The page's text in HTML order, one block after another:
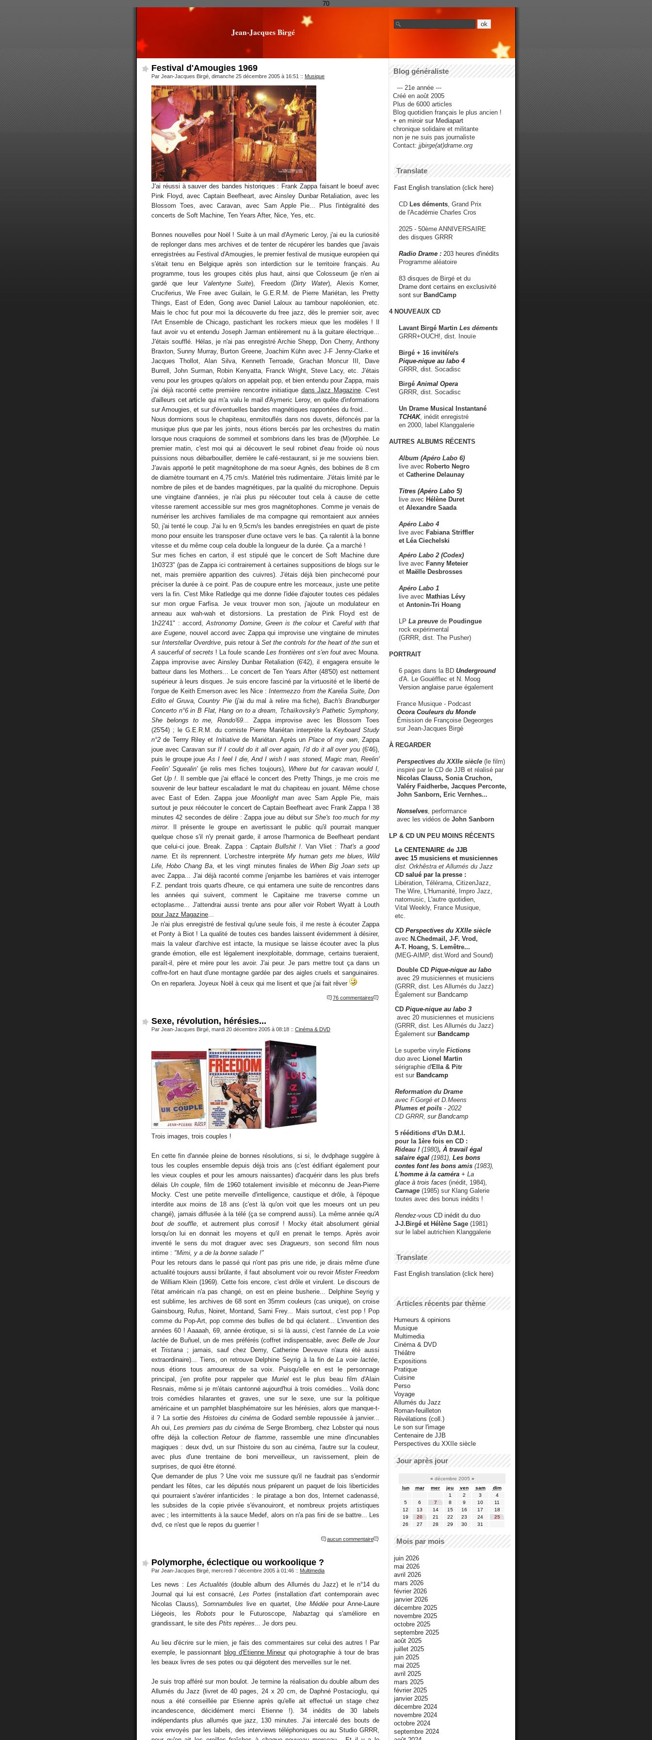
70
Jean-Jacques Birgé
Festival d'Amougies 1969
Par Jean-Jacques Birgé, dimanche 25 décembre 2005 à 16:51 :: Musique
J'ai réussi à sauver des bandes historiques : Frank Zappa faisant le boeuf avec
Pink Floyd, avec Captain Beefheart, avec Ainsley Dunbar Retaliation, avec les
Blossom Toes, avec Caravan, avec Sam Apple Pie... Plus l'intégralité des
concerts de Soft Machine, Ten Years After, Nice, Yes, etc.
Bonnes nouvelles pour Noël ! Suite à un mail d'Aymeric Leroy, j'ai eu la curiosité
de replonger dans mes archives et de tenter de récupérer les bandes que j'avais
enregistrées au Festival d'Amougies, le premier festival de musique européen qui
s'était tenu en Belgique après son interdiction sur le territoire français. Au
programme, tous les groupes cités plus haut, ainsi que Colosseum (je n'en ai
gardé que leur Valentyne Suite), Freedom (Dirty Water), Alexis Korner,
Cruciferius, We Free avec Guilain, le G.E.R.M. de Pierre Mariétan, les Pretty
Things, East of Eden, Gong avec Daniel Laloux au tambour napoléonien, etc.
Mais le choc fut pour moi la découverte du free jazz, dès le premier soir, avec
l'Art Ensemble de Chicago, pastichant les rockers mieux que les modèles ! Il
faut avoir vu et entendu Joseph Jarman entièrement nu à la guitare électrique...
J'étais soufflé. Hélas, je n'ai pas enregistré Archie Shepp, Don Cherry, Anthony
Braxton, Sunny Murray, Burton Greene, Joachim Kühn avec J-F Jenny-Clarke et
Jacques Thollot, Alan Silva, Kenneth Terroade, Grachan Moncur III, Dave
Burrell, John Surman, Robin Kenyatta, Franck Wright, Steve Lacy, etc. J'étais
venu pour les groupes qu'alors on appelait pop, et bien entendu pour Zappa, mais
j'ai déjà raconté cette première rencontre initiatique dans Jazz Magazine. C'est
d'ailleurs cet article qui m'a valu le mail d'Aymeric Leroy, en quête d'informations
sur Amougies, et sur d'éventuelles bandes magnétiques rapportées du froid...
Nous dormions sous le chapiteau, enmitouflés dans nos duvets, défoncés par la
musique plus que par les joints, nous étions bercés par les orchestres du matin
lorsque nous craquions de sommeil et sombrions dans les bras de (M)orphée. Le
premier matin, c'est moi qui ai découvert le seul robinet d'eau froide où nous
puissions nous débarbouiller, derrière le café-restaurant, si je me souviens bien.
J'avais apporté le petit magnétophone de ma soeur Agnès, des bobines de 8 cm
de diamètre tournant en 4,75 cm/s. Matériel très rudimentaire. J'étais limité par le
nombre de piles et de bandes magnétiques, par la qualité du microphone. Depuis
une vingtaine d'années, je n'ai plus pu réécouter tout cela à cause de cette
vitesse rarement accessible sur mes gros magnétophones. Comme je venais de
numériser les archives familiales de ma compagne qui remontaient aux années
50, j'ai tenté le coup. J'ai lu en 9,5cm/s les bandes enregistrées en quart de piste
mono pour ensuite les transposer d'une octave vers le bas. Ça ralentit à la bonne
vitesse et du même coup cela double la longueur de la durée. Ça a marché !
Sur mes fiches en carton, il est stipulé que le concert de Soft Machine dure
1h03'23" (pas de Zappa ici contrairement à certaines suppositions de blogs sur le
net, mais première apparition des cuivres). J'étais déjà bien pinchecorné pour
préciser la durée à ce point. Pas de coupure entre les morceaux, juste une petite
vers la fin. C'est Mike Ratledge qui me donne l'idée d'ajouter toutes ces pédales
sur mon orgue Farfisa. Je veux trouver mon son, j'ajoute un modulateur en
anneau aux wah-wah et distorsions. La prestation de Pink Floyd est de
1h22'41" : accord, Astronomy Domine,Green is the colouret Careful with that
axe Eugene, nouvel accord avec Zappa qui improvise une vingtaine de minutes
sur Interstellar Overdrive , puis retour à Set the controls for the heart of the sun et
A saucerful of secrets ! La foule scande Les frontières ont s'en foutavec Mouna.
Zappa improvise avec Ainsley Dunbar Retaliation (6'42), il engagera ensuite le
batteur dans les Mothers... Le concert de Ten Years After (48'50) est nettement
supérieur à leurs disques. Je suis encore fasciné par la virtuosité et le liberté de
l'orgue de Keith Emerson avec les Nice :Intermezzo from the Karelia Suite, Don
Edito el Gruva, Country Pie (j'ai du mal à relire ma fiche),Bach's Brandburger
Concerto n°6 in B Flat, Hang on to a dream, Tchaïkovsky's Pathetic Symphony,
She belongs to me, Rondo'69 ... Zappa improvise avec les Blossom Toes
(25'54) ; le G.E.R.M. du corniste Pierre Mariétan interprète la Keyboard Study
n°2 de Terrry Riley et Initiativede Mariétan. Après un Place of my own, Zappa
joue avec Caravan surIf I could do it all over again, I'd do it all over you (6'46),
puis le groupe joueAs I feel I die, And I wish I was stoned, Magic man, Reelin'
Feelin' Squealin' (je relis mes fiches toujours), Where but for caravan would I,
Get Up !. Il semble que j'ai effacé le concert des Pretty Things, je me crois me
souvenir de leur batteur escaladant le mat du chapiteau en jouant. Même chose
avec East of Eden. Zappa joue Moonlight man avec Sam Apple Pie, mais
surtout je peux réécouter le concert de Captain Beefheart avec Frank Zappa ! 38
minutes 42 secondes de délire : Zappa joue au début surShe's too much for my
mirror. Il présente le groupe en avertissant le public qu'il pourrait manquer
quelque chose s'il n'y prenait garde, il arrose l'harmonica de Beefheart pendant
que celui-ci joue. Break. Zappa :Captain Bullshit !. Van Vliet : That's a good
name.
Et ils reprennent. L'orchestre interprète My human gets me blues, Wild
Life, Hobo Chang Ba , et les vingt minutes finales de When Big Joan sets up
avec Zappa... J'ai déjà raconté comme j'enjambe les barrières et vais interroger
F.Z. pendant trois quarts d'heure, ce qui entamera une suite de rencontres dans
les années qui suivent, comment le Capitaine me traverse comme un
ectoplasme... J'attendrai aussi trente ans pour aller voir Robert Wyatt à Louth
pour Jazz Magazine
Je n'ai plus enregistré de festival qu'une seule fois, il me reste à écouter Zappa
et Ponty à Biot ! La qualité de toutes ces bandes laissent évidemment à désirer,
mais la valeur d'archive est intacte, la musique se laisse écouter avec la plus
grande émotion, elle est légalement inexploitable, dommage, certains tueraient,
paraît-il, père et mère pour les avoir. J'ai peur. Je pars mettre tout ça dans un
coffre-fort en haut d'une montagne gardée par des aigles cruels et sanguinaires.
On en reparlera. Joyeux Noël à ceux qui me lisent et que j'ai fait rêver
76 commentaires
Sexe, révolution, hérésies...
Par Jean-Jacques Birgé, mardi 20 décembre 2005 à 08:18 :: Cinéma & DVD
Trois images, trois couples !
En cette fin d'année pleine de bonnes résolutions, si si, le dvdphage suggère à
tous les couples ensemble depuis déjà trois ans (c'est édifiant également pour
les vieux couples et pour les amours naissantes) d'acquérir dans les plus brefs
délais Un couple, film de 1960 totalement invisible et méconnu de Jean-Pierre
Mocky. C'est une petite merveille d'intelligence, caustique et drôle, à l'époque
interdite aux moins de 18 ans (c'est là qu'on voit que les moeurs ont un peu
changé), jamais diffusée à la télé (ça se comprend aussi). La même année qu'A
bout de souffle, et autrement plus corrosif ! Mocky était absolument génial
lorsqu'on lui en donnait les moyens et qu'il en prenait le temps. Après avoir
inventé le sens du mot draguer avec ses Dragueurs, son second film nous
intime : "Mimi, y a de la bonne salade !"
Pour les retours dans le passé qui n'ont pas pris une ride, je dirais même d'une
actualité toujours aussi brûlante, il faut absolument voir ou revoir Mister Freedom
de William Klein (1969). Cette fois encore, c'est drôle et virulent. Le discours de
l'état américain n'a pas changé, on est en pleine busherie... Delphine Seyrig y
est sublime, les archives de 68 sont en 35mm couleurs (cas unique), on croise
Gainsbourg, Rufus, Noiret, Montand, Sami Frey... Mais surtout, c'est pop ! Pop
comme du Pop-Art, pop comme des bulles de bd qui éclatent... L'invention des
années 60 ! Aaaaah, 69, année érotique, si si là aussi, c'est l'année de La voie
lactée de Buñuel, un de mes préférés (coffret indispensable, avec Belle de Jour
et Tristana ; jamais, sauf chez Demy, Catherine Deveuve n'aura été aussi
extraordinaire)... Tiens, on retrouve Delphine Seyrig à la fin deLa voie lactée,
nous étions tous amoureux de sa voix. Puisqu'elle en est le personnage
principal, j'en profite pour rappeler que Murielest le plus beau film d'Alain
Resnais, même si je m'étais cantonné aujourd'hui à trois comédies... Voilà donc
trois comédies hilarantes et graves, une sur le sexe, une sur la politique
américaine et un pamphlet blasphématoire sur les hérésies, alors que manque-t-
il ? La sortie des Histoires du cinéma de Godard semble repoussée à janvier...
Ah oui,Les premiers pas du cinéma de Serge Bromberg, chez Lobster qui nous
offre déjà la collectionRetour de flamme, rassemble une mine d'incunables
magiques : deux dvd, un sur l'histoire du son au cinéma, l'autre sur la couleur,
avec plus d'une trentaine de boni merveilleux, un ravissement, plein de
surprises, de quoi être étonné.
Que demander de plus ? Une voix me sussure qu'il ne faudrait pas s'endormir
pendant les fêtes, car les députés nous préparent un paquet de lois liberticides
qui pourraient s'avérer infanticides : le piratage a bon dos, Internet cadenassé,
les subsides de la copie privée s'évanouiront, et nombreux projets artistiques
avec ; les intermittents à la sauce Medef, alors on n'a pas fini de se battre... Les
dvd, ce n'est que le repos du guerrier !
aucun commentaire
Polymorphe, éclectique ou workoolique ?
Par Jean-Jacques Birgé, mercredi 7 décembre 2005 à 01:46 :: Multimedia
Les news :Les Actualités (double album des Allumés du Jazz) et le n°14 du
Journal qui lui est consacré, Les Portes (installation d'art contemporain avec
Nicolas Clauss), Somnambules live en quartet, Une Médée pour Anne-Laure
Liégeois, lesRobots pour le Futuroscope,Nabaztag qui s'améliore en
grandissant, le site des Ptits repères... Je dors peu.
Au lieu d'écrire sur le mien, je fais des commentaires sur celui des autres ! Par
exemple, le passionnant blog d'Etienne Mineur qui photographie à tour de bras
les beaux livres de ses potes ou qui dégotent des merveilles sur le net.
Je suis trop afféré sur mon boulot. Je termine la réalisation du double album des
Allumés du Jazz (livret de 40 pages, 24 x 20 cm, de Daphné Postacioglu, qui
nous a été conseillée par Etienne après qu'elle ait effectué un stage chez
incandescence, décidément merci Etienne !). 34 inédits de 30 labels
indépendants plus allumés que jazz, 130 minutes. J'ai intercalé des bouts de
voix envoyés par les labels, des interviews téléphoniques ou au Studio GRRR,
Blog généraliste
--- 21e année ---
Créé en août 2005
Plus de 6000 articles
Blog quotidien français le plus ancien !
+ en miroir sur Mediapart
chronique solidaire et militante
non je ne suis pas journaliste
Contact: jjbirge(at)drame.org
Translate
Fast English translation (click here)
CD Les déments , Grand Prix
de l'Académie Charles Cros
2025 - 50ème ANNIVERSAIRE
des disques GRRR
Radio Drame : 203 heures d'inédits
Programme aléatoire
83 disques de Birgé et du
Drame dont certains en exclusivité
sont sur BandCamp
4 NOUVEAUX CD
Lavant Birgé Martin Les déments
GRRR+OUCH!, dist. Inouïe
Birgé + 16 invité/e/s
Pique-nique au labo 4
GRRR, dist. Socadisc
Birgé Animal Opera
GRRR, dist. Socadisc
Un Drame Musical Instantané
TCHAK, inédit enregistré
en 2000, label Klanggalerie
AUTRES ALBUMS RÉCENTS
Album (Apéro Labo 6)
live avec Roberto Negro
et Catherine Delaunay
Titres (Apéro Labo 5)
live avec Hélène Duret
et Alexandre Saada
Apéro Labo 4
live avec Fabiana Striffler
et Léa Ciechelski
Apéro Labo 2 (Codex)
live avec Fanny Meteier
et Maëlle Desbrosses
Apéro Labo 1
live avec Mathias Lévy
et Antonin-Tri Hoang
LP La preuve de Poudingue
rock expérimental
(GRRR, dist. The Pusher)
PORTRAIT
6 pages dans la BD Underground
d'A. Le Gouëfflec et N. Moog
Version anglaise parue également
France Musique - Podcast
Ocora Couleurs du Monde
Émission de Françoise Degeorges
sur Jean-Jacques Birgé
À REGARDER
Perspectives du XXIIe siècle (le film)
inspiré par le CD de JJB et réalisé par
Nicolas Clauss, Sonia Cruchon,
Valéry Faidherbe, Jacques Perconte,
John Sanborn, Eric Vernhes...
Nonselves , performance
avec les vidéos de John Sanborn
LP & CD UN PEU MOINS RÉCENTS
Le CENTENAIRE de JJB
avec 15 musiciens et musiciennes
dist. Orkhêstra et Allumés du Jazz
CD salué par la presse :
Libération, Télérama, CitizenJazz,
The Wire, L'Humanité, Impro Jazz,
natomusic, L'autre quotidien,
Vital Weekly, France Musique,
etc.
CD Perspectives du XXIIe siècle
avec N.Chedmail, J-F. Vrod,
A-T. Hoang, S. Lemêtre...
(MEG-AIMP, dist.Word and Sound)
Double CD Pique-nique au labo
avec 29 musiciennes et musiciens
(GRRR, dist. Les Allumés du Jazz)
Également sur Bandcamp
CD Pique-nique au labo 3
avec 20 musiciennes et musiciens
(GRRR, dist. Les Allumés du Jazz)
Également sur Bandcamp
Le superbe vinyle Fictions
duo avec Lionel Martin
sérigraphie d'Ella & Pitr
est sur Bandcamp
Reformation du Drame
avec F.Gorgé et D.Meens
Plumes et poils - 2022
CD GRRR, sur Bandcamp
5 rééditions d'Un D.M.I.
pour la 1ère fois en CD :
Rideau ! (1980), À travail égal
salaire égal (1981), Les bons
contes font les bons amis (1983),
L'homme à la caméra + La
glace à trois faces (inédit, 1984),
Carnage (1985) sur Klang Galerie
toutes avec des bonus inédits !
Rendez-vous CD inédit du duo
J-J.Birgé et Hélène Sage (1981)
sur le label autrichien Klanggalerie
Translate
Fast English translation (click here)
Articles récents par thème
Humeurs & opinions
Musique
Multimedia
Cinéma & DVD
Théâtre
Expositions
Pratique
Cuisine
Perso
Voyage
Allumés du Jazz
Roman-feuilleton
Révélations (coll.)
Le son sur l'image
Centenaire de JJB
Perspectives du XXIIe siècle
Jour après jour
« décembre 2005 »
lun
mar mer jeu ven sam
dim
1
2 3
4
5
6 7 8 9 10
11
12
13 14 15 16 17
18
19
20 21 22 23 24
25
26
27 28 29 30 31
Mois par mois
juin 2026
mai 2026
avril 2026
mars 2026
février 2026
janvier 2026
décembre 2025
novembre 2025
octobre 2025
septembre 2025
août 2025
juillet 2025
juin 2025
mai 2025
avril 2025
mars 2025
février 2025
janvier 2025
décembre 2024
novembre 2024
octobre 2024
septembre 2024